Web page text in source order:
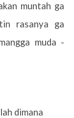
muntah ga
rasanya ga
muda -
dimana